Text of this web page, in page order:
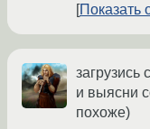
Показать
загрузись с
и выясни
похоже)